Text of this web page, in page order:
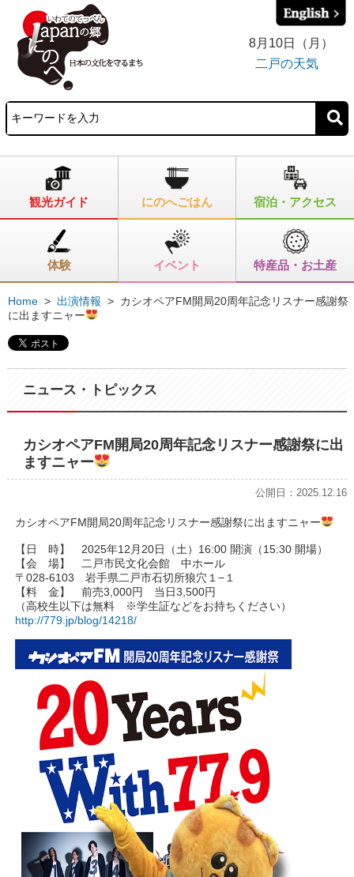
8月10日（月）
二戸の天気
観光ガイド にのへごはん 宿泊・アクセス
体験 イベント 特産品・お土産
Home > 出演情報 > カシオペアFM開局20周年記念リスナー感謝祭
に出ますニャー
ニュース・トピックス
カシオペアFM開局20周年記念リスナー感謝祭に出
ますニャー
公開日：2025.12.16
カシオペアFM開局20周年記念リスナー感謝祭に出ますニャー
【日 時】 2025年12月20日（土）16:00 開演（15:30 開場）
【会 場】 二戸市民文化会館 中ホール
〒028-6103 岩手県二戸市石切所狼穴１−１
【料 金】 前売3,000円 当日3,500円
（高校生以下は無料 ※学生証などをお持ちください）
http://779.jp/blog/14218/